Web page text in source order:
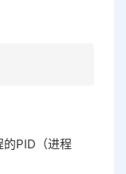
PID（进程